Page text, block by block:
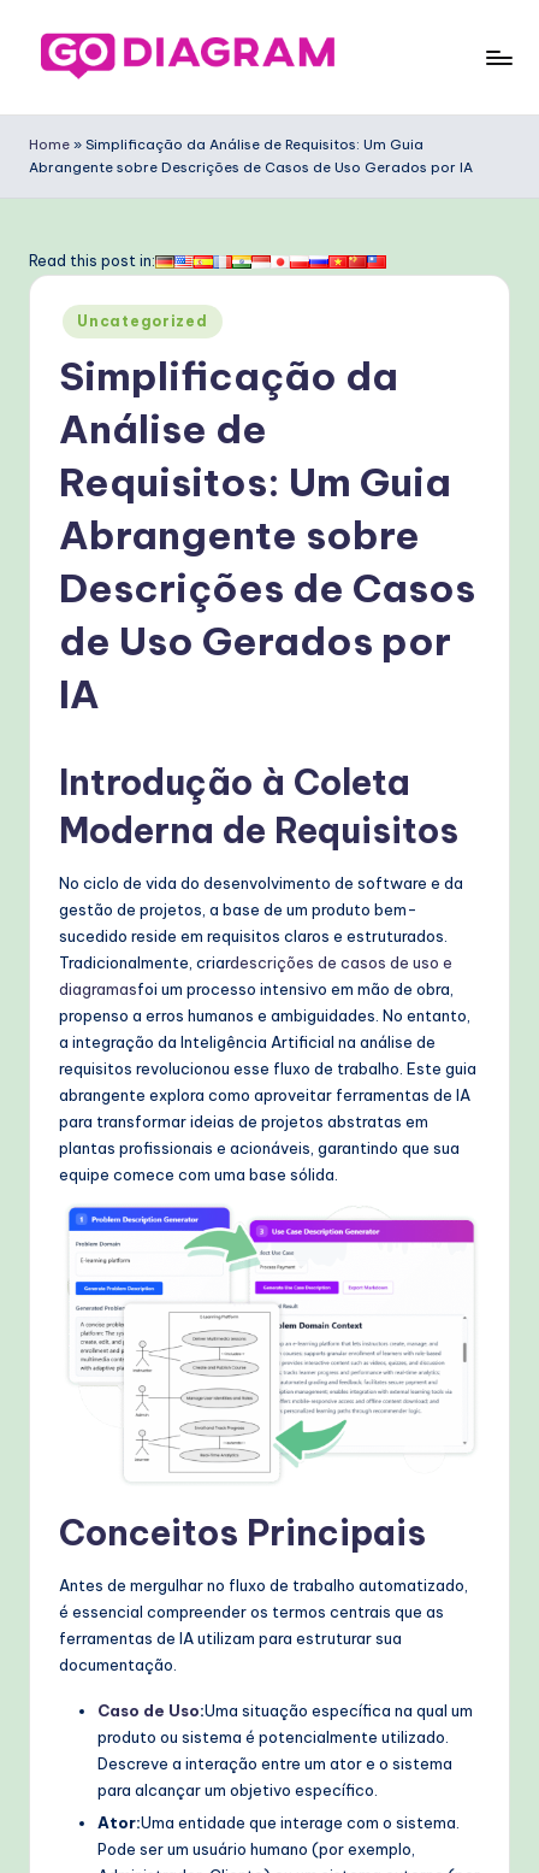
o
D
g
ra
m
P
rt
A
W
o
rn
T
Home » Simplificação da Análise de Requisitos: Um Guia
Abrangente sobre Descrições de Casos de Uso Gerados por IA
Read this post in:
Posted
in
Uncategorized
Simplificação da
Análise de
Requisitos: Um Guia
Abrangente sobre
Descrições de Casos
de Uso Gerados por
IA
Introdução à Coleta
Moderna de Requisitos
No ciclo de vida do desenvolvimento de software e da
gestão de projetos, a base de um produto bem-
sucedido reside em requisitos claros e estruturados.
Tradicionalmente, criardescrições de casos de uso e
diagramasfoi um processo intensivo em mão de obra,
propenso a erros humanos e ambiguidades. No entanto,
a integração da Inteligência Artificial na análise de
requisitos revolucionou esse fluxo de trabalho. Este guia
abrangente explora como aproveitar ferramentas de IA
para transformar ideias de projetos abstratas em
plantas profissionais e acionáveis, garantindo que sua
equipe comece com uma base sólida.
Conceitos Principais
Antes de mergulhar no fluxo de trabalho automatizado,
é essencial compreender os termos centrais que as
ferramentas de IA utilizam para estruturar sua
documentação.
Caso de Uso:Uma situação específica na qual um
produto ou sistema é potencialmente utilizado.
Descreve a interação entre um ator e o sistema
para alcançar um objetivo específico.
Ator:Uma entidade que interage com o sistema.
Pode ser um usuário humano (por exemplo,